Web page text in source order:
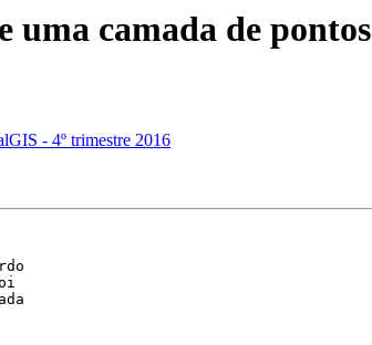
uma camada de pontos
- 4º trimestre 2016